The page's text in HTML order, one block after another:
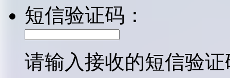
短信验证码：
请输入接收的短信验证